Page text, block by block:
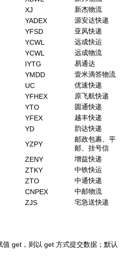
XJ
新杰物流
YADEX
源安达快递
YFSD
亚风快递
YCWL
远成快运
YCWL
远成物流
IYTG
易通达
YMDD
壹米滴答物流
UC
优速快递
YFHEX
原飞航快递
YTO
圆通快递
YFEX
越丰快递
YD
韵达快递
YZPY
邮政包裹、平
邮、挂号信
ZENY
增益快递
ZTKY
中铁快运
ZTO
中通快递
CNPEX
中邮物流
ZJS 宅急送快递
get，则以 get 方式提交数据；默认